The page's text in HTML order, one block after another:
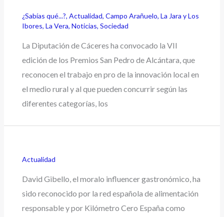
¿Sabías qué...?,Actualidad,Campo Arañuelo,La Jara y Los
Ibores,La Vera,Noticias,Sociedad
La Diputación de Cáceres ha convocado la VII
edición de los Premios San Pedro de Alcántara, que
reconocen el trabajo en pro de la innovación local en
el medio rural y al que pueden concurrir según las
diferentes categorías, los
Actualidad
David Gibello, el moralo influencer gastronómico, ha
sido reconocido por la red española de alimentación
responsable y por Kilómetro Cero España como